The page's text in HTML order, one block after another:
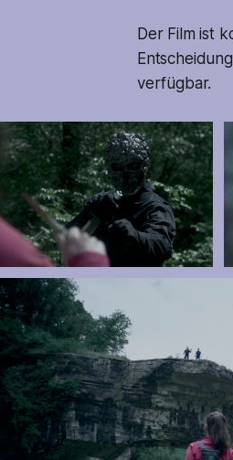
Der Film ist
verfügbar.